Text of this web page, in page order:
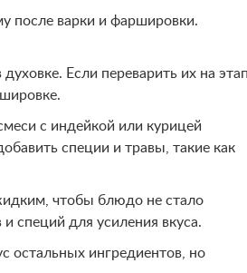
после варки и фаршировки.
Если переварить их на
с индейкой или курицей
специи и травы, такие как
чтобы блюдо не стало
специй для усиления вкуса.
остальных ингредиентов, но